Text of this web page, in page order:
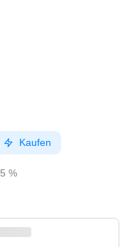
Kaufen
%